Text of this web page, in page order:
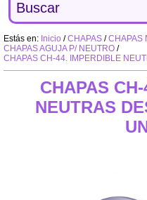
Estás en: Inicio /CHAPAS /CHAPAS
CHAPAS AGUJA P/ NEUTRO /
CHAPAS CH-44. IMPERDIBLE
CHAPAS
NEUTRAS